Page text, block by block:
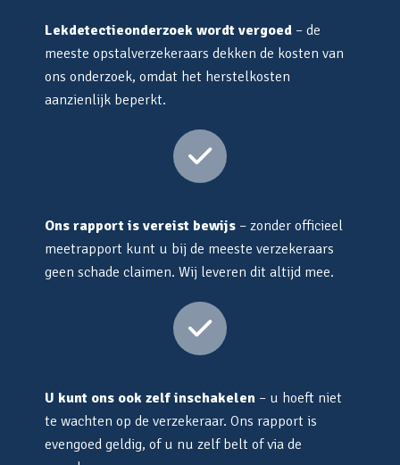
Lekdetectieonderzoek wordt vergoed – de
meeste opstalverzekeraars dekken de kosten van
ons onderzoek, omdat het herstelkosten
aanzienlijk beperkt.
Ons rapport is vereist bewijs – zonder officieel
meetrapport kunt u bij de meeste verzekeraars
geen schade claimen. Wij leveren dit altijd mee.
U kunt ons ook zelf inschakelen – u hoeft niet
te wachten op de verzekeraar. Ons rapport is
evengoed geldig, of u nu zelf belt of via de